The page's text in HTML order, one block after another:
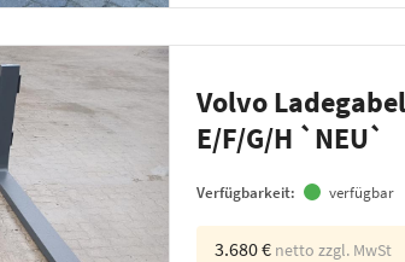
Volvo
E/F/G/H `NEU`
Verfügbarkeit: verfügbar
3.680 € netto zzgl. MwSt